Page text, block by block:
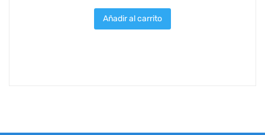
Añadir al carrito